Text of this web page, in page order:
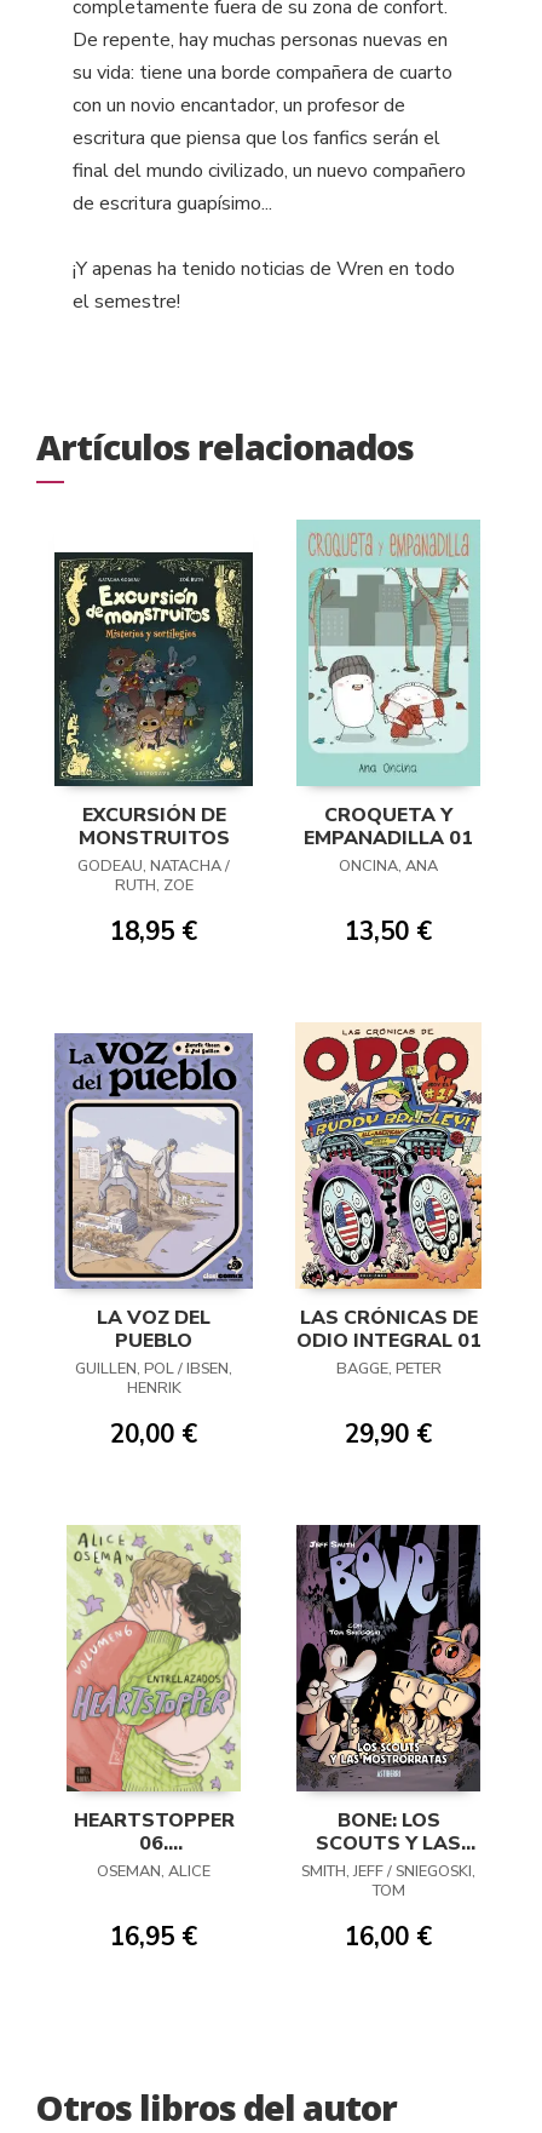
completamente fuera de su zona de confort.
De repente, hay muchas personas nuevas en
su vida: tiene una borde compañera de cuarto
con un novio encantador, un profesor de
escritura que piensa que los fanfics serán el
final del mundo civilizado, un nuevo compañero
de escritura guapísimo...
¡Y apenas ha tenido noticias de Wren en todo
el semestre!
Artículos relacionados
EXCURSIÓN DE
MONSTRUITOS
GODEAU, NATACHA /
RUTH, ZOE
18,95 €
CROQUETA Y
EMPANADILLA 01
ONCINA, ANA
13,50 €
LA VOZ DEL
PUEBLO
GUILLEN, POL / IBSEN,
HENRIK
20,00 €
LAS CRÓNICAS DE
ODIO INTEGRAL 01
BAGGE, PETER
29,90 €
HEARTSTOPPER
06.
ENTRELAZADOS
OSEMAN, ALICE
16,95 €
BONE: LOS
SCOUTS Y LAS
MOSTRORRATAS
SMITH, JEFF / SNIEGOSKI,
TOM
16,00 €
Otros libros del autor